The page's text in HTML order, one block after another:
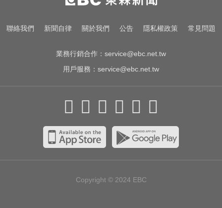
台指期夜盤狂飆736點 專家揭反彈
聯絡我們 新聞自律 關於我們 公告 隱私權政策 常見問題
業務行銷合作： service@ebc.net.tw
用戶服務： service@ebc.net.tw
Copyright © 2024 EBC